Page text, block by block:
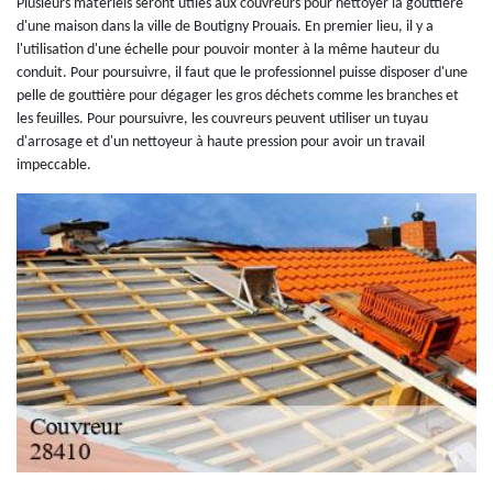
Plusieurs matériels seront utiles aux couvreurs pour nettoyer la gouttière
d'une maison dans la ville de Boutigny Prouais. En premier lieu, il y a
l'utilisation d'une échelle pour pouvoir monter à la même hauteur du
conduit. Pour poursuivre, il faut que le professionnel puisse disposer d'une
pelle de gouttière pour dégager les gros déchets comme les branches et
les feuilles. Pour poursuivre, les couvreurs peuvent utiliser un tuyau
d'arrosage et d'un nettoyeur à haute pression pour avoir un travail
impeccable.